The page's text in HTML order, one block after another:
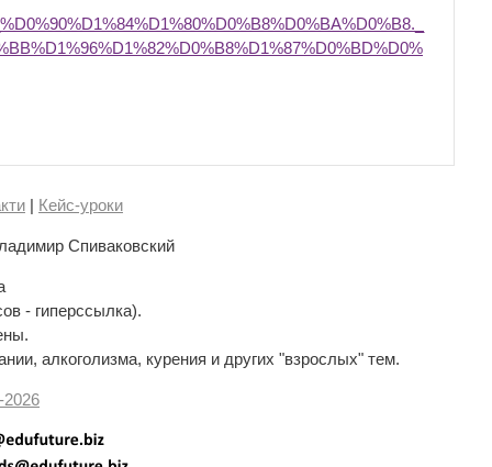
| Кейс-уроки
Спиваковский
- гиперссылка).
алкоголизма, курения и других "взрослых" тем.
2026